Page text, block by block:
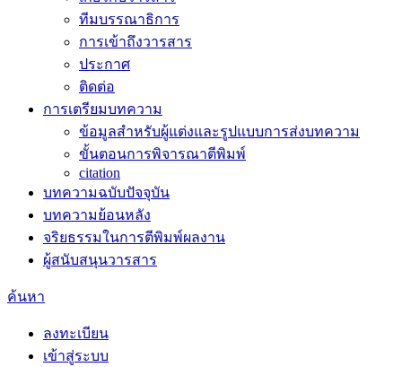
ทีมบรรณาธิการ
การเข้าถึงวารสาร
ประกาศ
ติดต่อ
การเตรียมบทความ
ข้อมูลสำหรับผู้แต่งและรูปแบบการส่งบทความ
ขั้นตอนการพิจารณาตีพิมพ์
citation
บทความฉบับปัจจุบัน
บทความย้อนหลัง
จริยธรรมในการตีพิมพ์ผลงาน
ผู้สนับสนุนวารสาร
ค้นหา
ลงทะเบียน
เข้าสู่ระบบ